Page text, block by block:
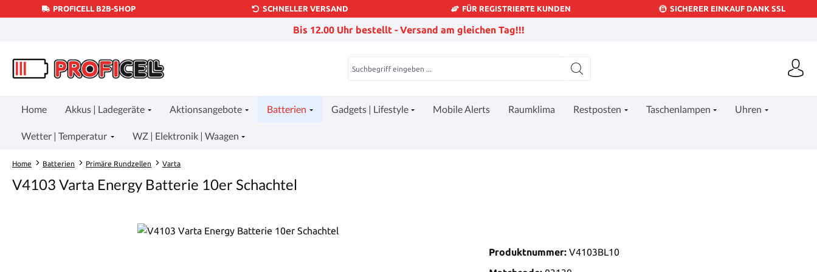
Hauptinhalt springen
Zur Suche springen
Zur Hauptnavigation springen
PROFICELL B2B-SHOP SCHNELLER VERSAND FÜR REGISTRIERTE KUNDEN SICHERER EINKAUF DANK SSL
Bis 12.00 Uhr bestellt - Versand am gleichen Tag!!!
Home Akkus | Ladegeräte Aktionsangebote Batterien Gadgets | Lifestyle Mobile Alerts Raumklima Restposten Taschenlampen Uhren
Wetter | Temperatur WZ | Elektronik | Waagen
Home Batterien Primäre Rundzellen Varta
V4103 Varta Energy Batterie 10er Schachtel
Produktnummer: V4103BL10